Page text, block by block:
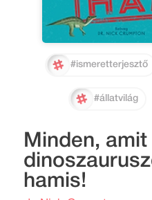
#ismeretterjesztő
#állatvilág
Minden, amit
hamis!